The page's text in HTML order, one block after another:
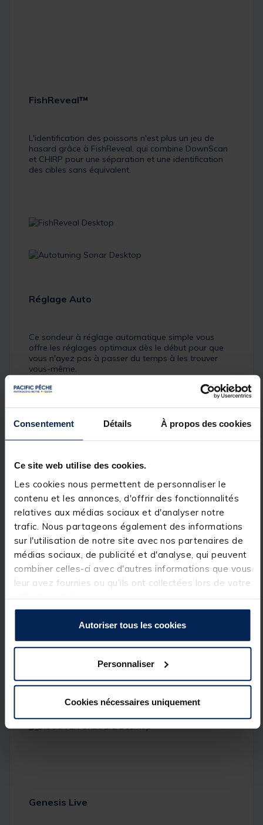
Consentement Détails À propos des cookies
Ce site web utilise des cookies.
Les cookies nous permettent de personnaliser le
contenu et les annonces, d'offrir des fonctionnalités
relatives aux médias sociaux et d'analyser notre
trafic. Nous partageons également des informations
sur l'utilisation de notre site avec nos partenaires de
médias sociaux, de publicité et d'analyse, qui peuvent
combiner celles-ci avec d'autres informations que vous
leur avez fournies ou qu'ils ont collectées lors de votre
Autoriser tous les cookies
Personnaliser
Cookies nécessaires uniquement
FishReveal™
L'identification des poissons n'est plus un jeu de
hasard grâce à FishReveal, qui combine DownScan
et CHIRP pour une séparation et une identification
des cibles sans équivalent.
Réglage Auto
Ce sondeur à réglage automatique simple vous
offre les réglages optimaux dès le début pour que
vous n'ayez pas à passer du temps à les trouver
vous-même.
Cartographies détaillées
la possibilité d'effectuer une mise à niveau vers C-
MAP DISCOVER® ou d'autres fournisseurs de cartes.
Eagle vous offre tout ce dont vous avez besoin pour
découvrir les meilleurs spots de pêche et vous y
rendre.
Tout ce dont vous avez besoin pour tirer le meilleur
parti de vos sorties, grâce à une couverture étendue
cartographies extrêmement détaillées et précises.
Genesis Live